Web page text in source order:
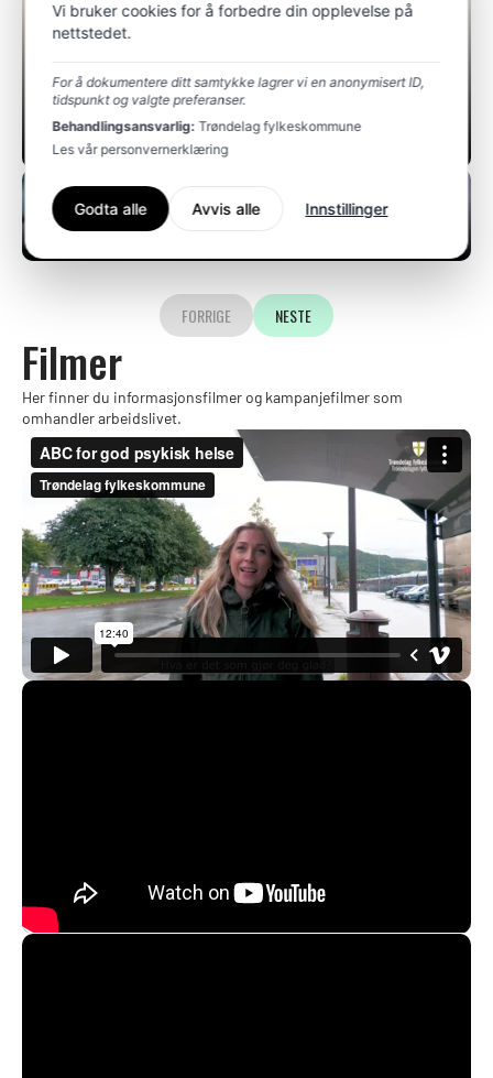
'ABC FOR GOD PSYKISK
HELSE' PÅ
ARBEIDSPLASSEN?
#2 - ARBEIDSLIVETS ABC
FORRIGE NESTE
Filmer
Her finner du informasjonsfilmer og kampanjefilmer som
omhandler arbeidslivet.
Vi bruker cookies for å forbedre din opplevelse på
nettstedet.
For å dokumentere ditt samtykke lagrer vi en anonymisert ID,
tidspunkt og valgte preferanser.
Behandlingsansvarlig: Trøndelag fylkeskommune
Les vår personvernerklæring
Godta alle Avvis alle Innstillinger